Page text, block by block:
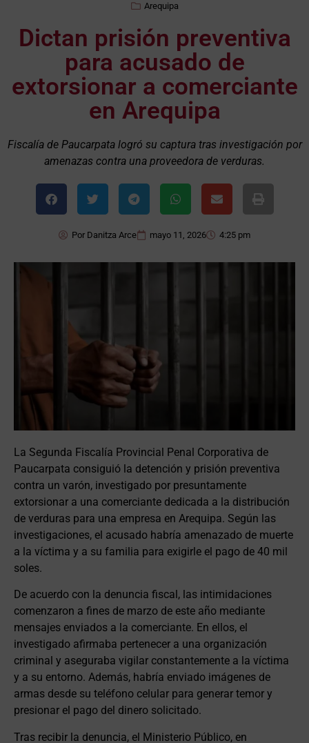
Arequipa
Dictan prisión preventiva
para acusado de
extorsionar a comerciante
en Arequipa
Fiscalía de Paucarpata logró su captura tras investigación por
amenazas contra una proveedora de verduras.
Por Danitza Arce mayo 11, 2026 4:25 pm
La Segunda Fiscalía Provincial Penal Corporativa de
Paucarpata consiguió la detención y prisión preventiva
contra un varón, investigado por presuntamente
extorsionar a una comerciante dedicada a la distribución
de verduras para una empresa en Arequipa. Según las
investigaciones, el acusado habría amenazado de muerte
a la víctima y a su familia para exigirle el pago de 40 mil
soles.
De acuerdo con la denuncia fiscal, las intimidaciones
comenzaron a fines de marzo de este año mediante
mensajes enviados a la comerciante. En ellos, el
investigado afirmaba pertenecer a una organización
criminal y aseguraba vigilar constantemente a la víctima
y a su entorno. Además, habría enviado imágenes de
armas desde su teléfono celular para generar temor y
presionar el pago del dinero solicitado.
Tras recibir la denuncia, el Ministerio Público, en